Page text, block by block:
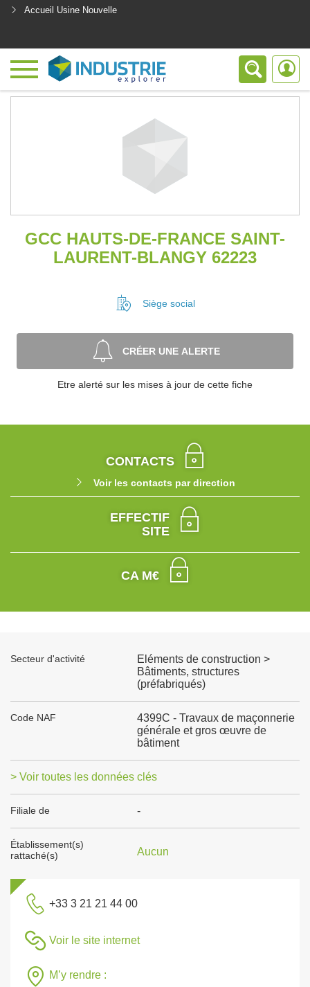
Accueil Usine Nouvelle
GCC HAUTS-DE-FRANCE SAINT-
LAURENT-BLANGY 62223
Siège social
CRÉER UNE ALERTE
Etre alerté sur les mises à jour de cette fiche
CONTACTS
Voir les contacts par direction
EFFECTIF
SITE
CA M€
Secteur d'activité
Eléments de construction >
Bâtiments, structures
(préfabriqués)
Code NAF
4399C - Travaux de maçonnerie
générale et gros œuvre de
bâtiment
> Voir toutes les données clés
Filiale de -
Établissement(s)
rattaché(s)
Aucun
+33 3 21 21 44 00
Voir le site internet
M’y rendre :